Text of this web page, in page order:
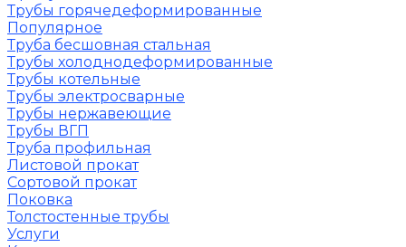
Трубы горячедеформированные
Популярное
Труба бесшовная стальная
Трубы холоднодеформированные
Трубы котельные
Трубы электросварные
Трубы нержавеющие
Трубы ВГП
Труба профильная
Листовой прокат
Сортовой прокат
Поковка
Толстостенные трубы
Услуги